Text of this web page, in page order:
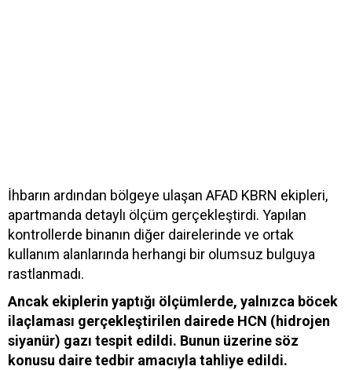
İhbarın ardından bölgeye ulaşan AFAD KBRN ekipleri,
apartmanda detaylı ölçüm gerçekleştirdi. Yapılan
kontrollerde binanın diğer dairelerinde ve ortak
kullanım alanlarında herhangi bir olumsuz bulguya
rastlanmadı.
Ancak ekiplerin yaptığı ölçümlerde, yalnızca böcek
ilaçlaması gerçekleştirilen dairede HCN (hidrojen
siyanür) gazı tespit edildi. Bunun üzerine söz
konusu daire tedbir amacıyla tahliye edildi.